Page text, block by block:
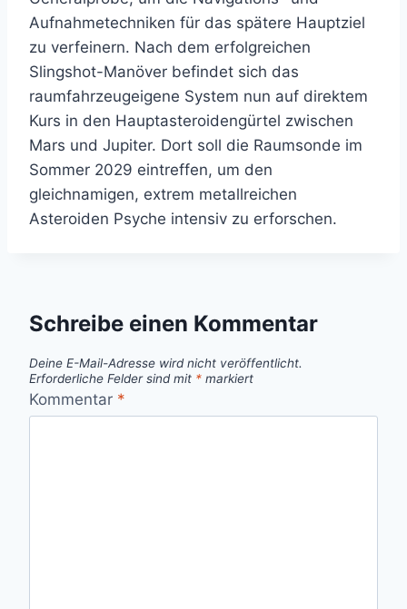
Aufnahmetechniken für das spätere Hauptziel
zu verfeinern. Nach dem erfolgreichen
Slingshot-Manöver befindet sich das
raumfahrzeugeigene System nun auf direktem
Kurs in den Hauptasteroidengürtel zwischen
Mars und Jupiter. Dort soll die Raumsonde im
Sommer 2029 eintreffen, um den
gleichnamigen, extrem metallreichen
Asteroiden Psyche intensiv zu erforschen.
Schreibe einen Kommentar
Deine E-Mail-Adresse wird nicht veröffentlicht.
Erforderliche Felder sind mit * markiert
Kommentar *